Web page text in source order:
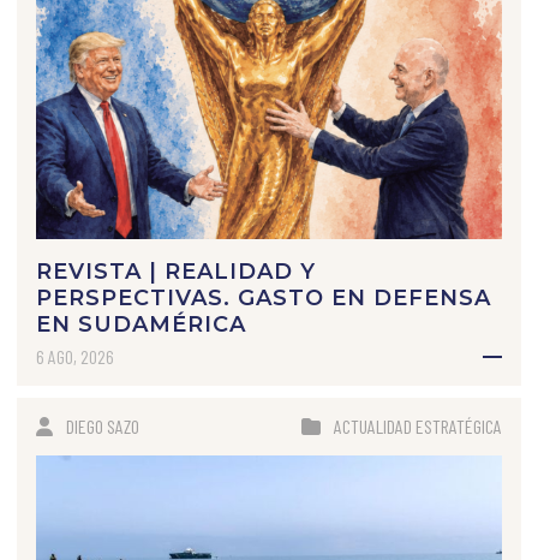
REVISTA | REALIDAD Y
PERSPECTIVAS. GASTO EN DEFENSA
EN SUDAMÉRICA
6 AGO, 2026
DIEGO SAZO ACTUALIDAD ESTRATÉGICA